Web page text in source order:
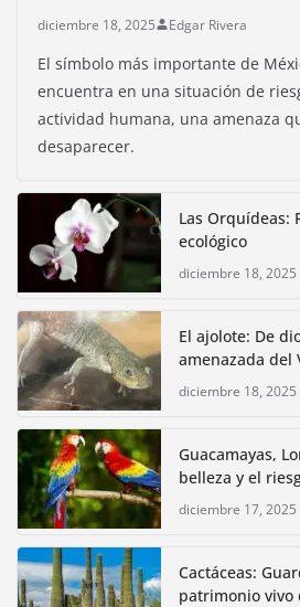
diciembre 18, 2025 Edgar Rivera
El símbolo más importante de
encuentra en una situación de
actividad humana, una amenaza
desaparecer.
Las Orquídeas:
ecológico
diciembre 18, 2025
El ajolote: De
amenazada del
diciembre 18, 2025
Guacamayas,
belleza y el
diciembre 17, 2025
Cactáceas:
patrimonio vivo